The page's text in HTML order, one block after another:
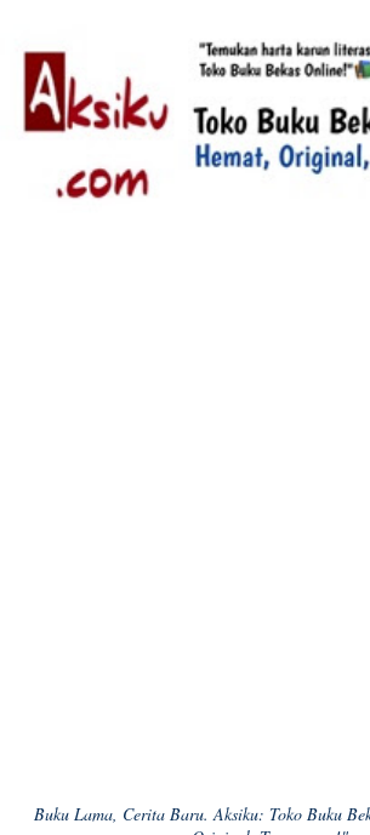
Buku Lama, Cerita Baru. Aksiku: Toko Buku